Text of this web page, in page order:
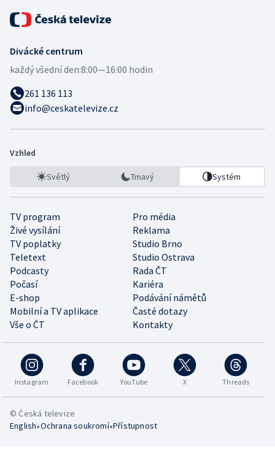
Divácké centrum
každý všední den:8:00—16:00 hodin
261 136 113
info@ceskatelevize.cz
Vzhled
Světlý Tmavý Systém
TV program
Pro média
Živé vysílání
Reklama
TV poplatky
Studio Brno
Teletext
Studio Ostrava
Podcasty
Rada ČT
Počasí
Kariéra
E-shop
Podávání námětů
Mobilní a TV aplikace
Časté dotazy
Vše o ČT
Kontakty
Instagram Facebook YouTube X Threads
© Česká televize
English•Ochrana soukromí•Přístupnost